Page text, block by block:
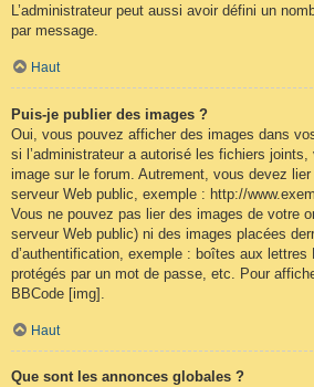
L’administrateur peut aussi avoir défini un
par message.
Haut
Puis-je publier des images ?
Oui, vous pouvez afficher des images dans
si l’administrateur a autorisé les fichiers
image sur le forum. Autrement, vous devez
serveur Web public, exemple : http://
Vous ne pouvez pas lier des images de votre
serveur Web public) ni des images placées
d’authentification, exemple : boîtes aux lettres
protégés par un mot de passe, etc. Pour
BBCode [img].
Haut
Que sont les annonces globales ?